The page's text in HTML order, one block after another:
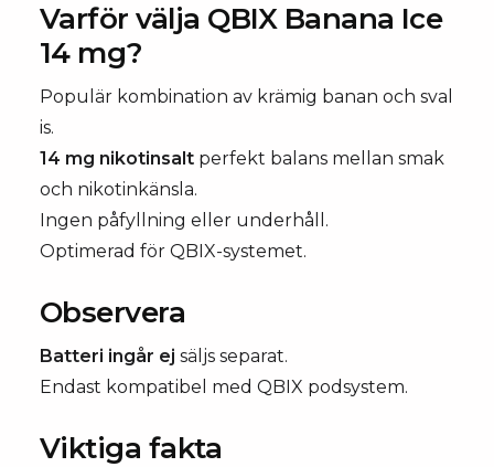
Varför välja QBIX Banana Ice
14 mg?
Populär kombination av krämig banan och sval
is.
14 mg nikotinsalt perfekt balans mellan smak
och nikotinkänsla.
Ingen påfyllning eller underhåll.
Optimerad för QBIX-systemet.
Observera
Batteri ingår ej säljs separat.
Endast kompatibel med QBIX podsystem.
Viktiga fakta